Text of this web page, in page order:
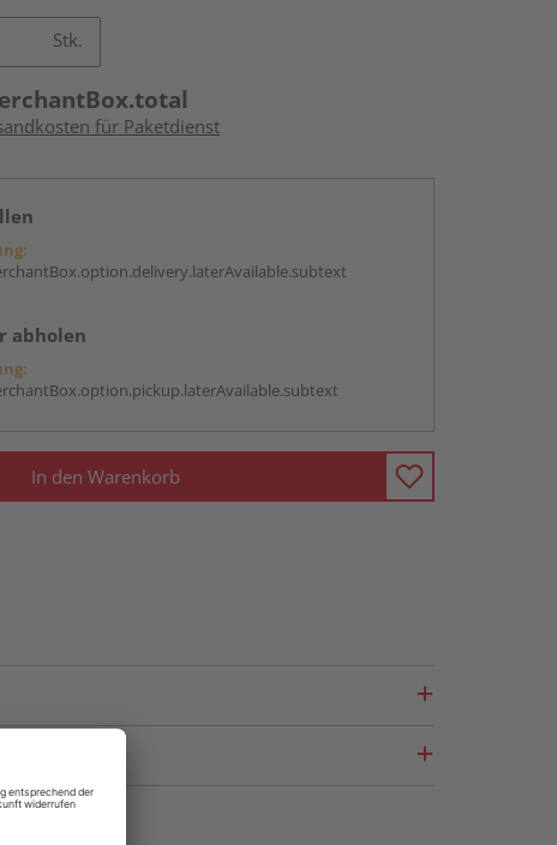
Stk.
für Paketdienst
abholen
In den Warenkorb